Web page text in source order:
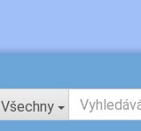
Všechny